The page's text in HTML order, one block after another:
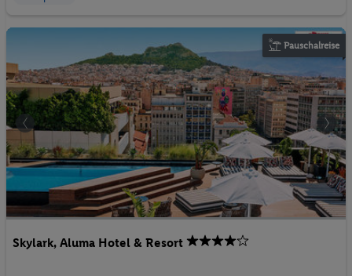
Pauschalreise
Skylark, Aluma Hotel & Resort